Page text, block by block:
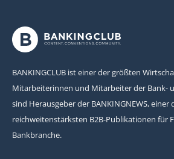
BANKINGCLUB ist einer der größten
Mitarbeiterinnen und Mitarbeiter der Bank-
sind Herausgeber der BANKINGNEWS, einer
reichweitenstärksten B2B-Publikationen für
Bankbranche.